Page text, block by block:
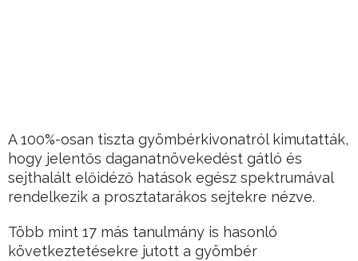
A 100%-osan tiszta gyömbérkivonatról kimutatták,
hogy jelentős daganatnövekedést gátló és
sejthalált előidéző hatások egész spektrumával
rendelkezik a prosztatarákos sejtekre nézve.
Több mint 17 más tanulmány is hasonló
következtetésekre jutott a gyömbér